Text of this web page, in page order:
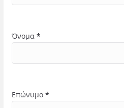
Όνομα *
Επώνυμο *